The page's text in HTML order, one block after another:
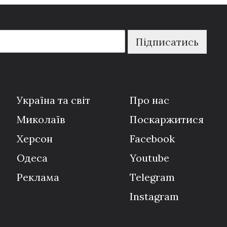
Підписатись
Україна та світ
Миколаїв
Херсон
Одеса
Реклама
Про нас
Поскаржитися
Facebook
Youtube
Telegram
Instagram